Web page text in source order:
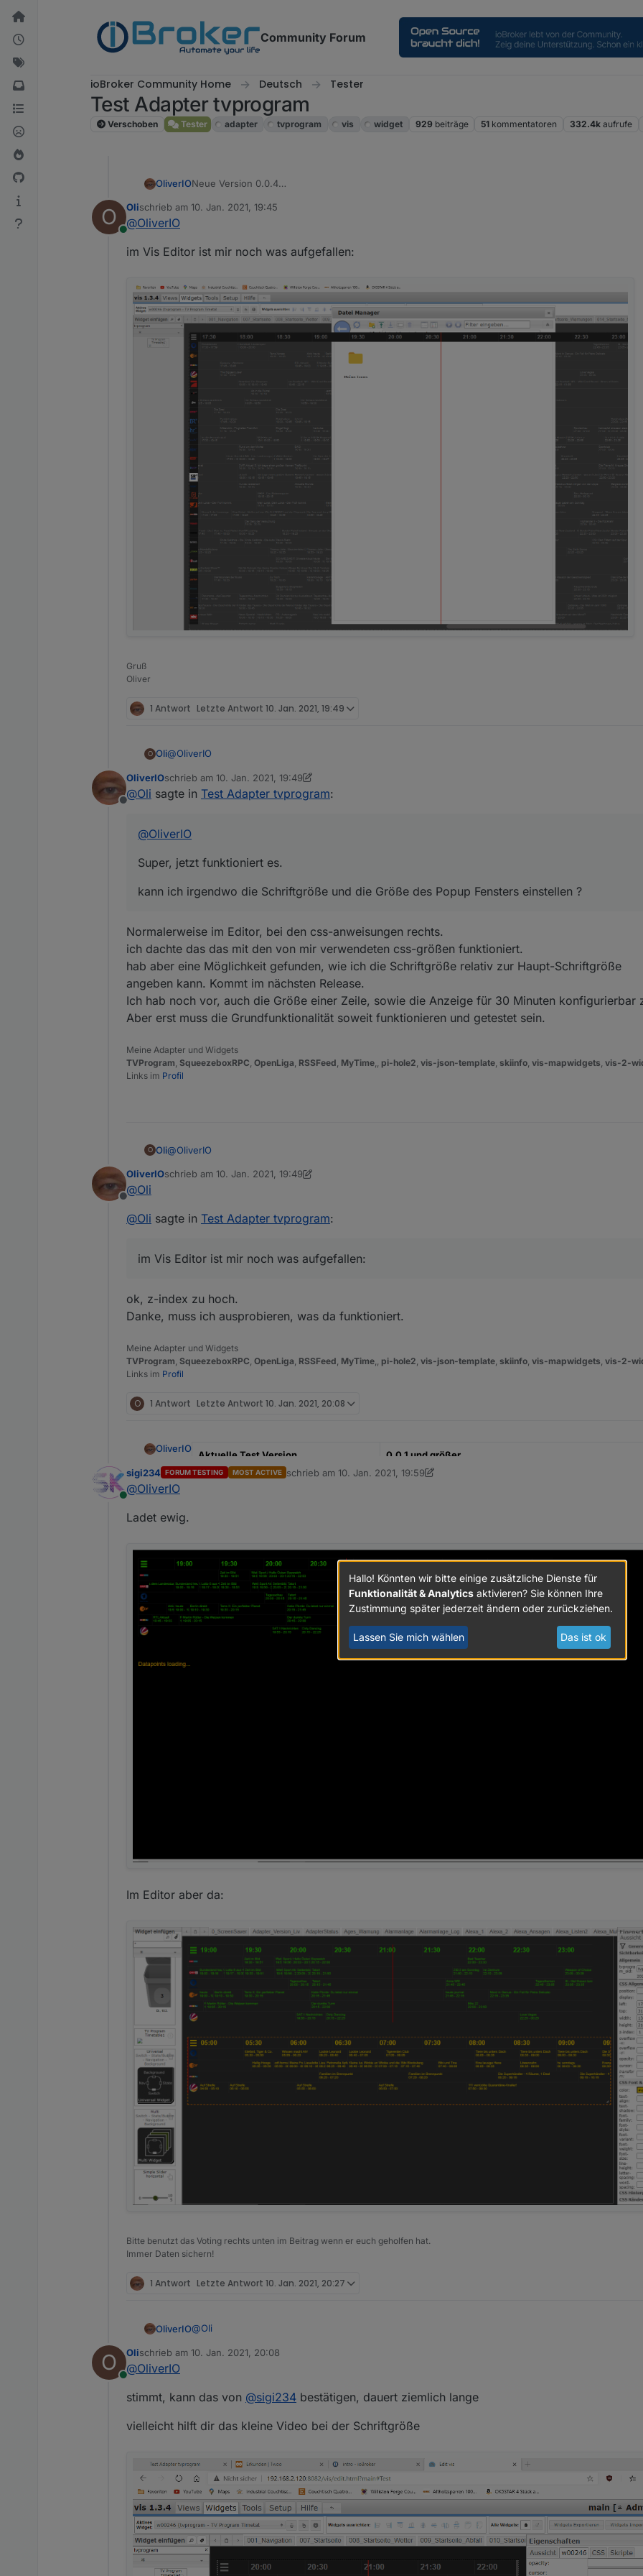
Weiter zum Inhalt
Community Forum
ioBroker Community Home Deutsch Tester
Test Adapter tvprogram
Verschoben Tester adapter tvprogram vis widget 929 beiträge 51 kommentatoren 332.4k aufrufe
OliverIONeue Version 0.0.4
in manchen Systemen abzuweichen.
O
Online
Olischrieb am 10. Jan. 2021, 19:45
zuletzt editiert von
@OliverIO
im Vis Editor ist mir noch was aufgefallen:
Gruß
Oliver
1 Antwort Letzte Antwort 10. Jan. 2021, 19:49
O Oli@OliverIO
Super, jetzt funktioniert es.
Offline
OliverIOschrieb am 10. Jan. 2021, 19:49
zuletzt editiert von OliverIO1. Okt. 2021, 20:51
@Oli sagte in Test Adapter tvprogram:
@OliverIO
Super, jetzt funktioniert es.
kann ich irgendwo die Schriftgröße und die Größe des Popup Fensters einstellen ?
Normalerweise im Editor, bei den css-anweisungen rechts.
ich dachte das das mit den von mir verwendeten css-größen funktioniert.
hab aber eine Möglichkeit gefunden, wie ich die Schriftgröße relativ zur Haupt-Schriftgröße
angeben kann. Kommt im nächsten Release.
Ich hab noch vor, auch die Größe einer Zeile, sowie die Anzeige für 30 Minuten konfigurierbar
Aber erst muss die Grundfunktionalität soweit funktionieren und getestet sein.
Meine Adapter und Widgets
TVProgram SqueezeboxRPC OpenLiga RSSFeed MyTime pi-hole2 vis-json-template skiinfo vis-mapwidgets vis-2-
Links im Profil
O Oli@OliverIO
im Vis Editor ist mir noch was aufgefallen:
Offline
OliverIOschrieb am 10. Jan. 2021, 19:49
zuletzt editiert von OliverIO1. Okt. 2021, 20:52
@Oli
@Oli sagte in Test Adapter tvprogram:
im Vis Editor ist mir noch was aufgefallen:
ok, z-index zu hoch.
Danke, muss ich ausprobieren, was da funktioniert.
Meine Adapter und Widgets
TVProgram, SqueezeboxRPC, OpenLiga, RSSFeed, MyTime,, pi-hole2, vis-json-template, skiinfo, vis-mapwidgets, vis-2-
Links im Profil
O 1 Antwort Letzte Antwort 10. Jan. 2021, 20:08
OliverIO
Aktuelle Test Version 0.0.1 und größer
Veröffentlichungsdatum Januar 2021
Server
die notwendigen TV-Daten aus dem Internet abrufen und als Datenpunkt abspeichern
Widget
-Darstellung des TV-Programms in der Zeitstrahl-Ansicht
-Aufruf von Detailinformationen zu jeder einzelnen Sendung, soweit die Daten vorhanden sind.
Scrollen über einen ganzen Tag
Senderauswahl konfigurieren
Was kann das Widget noch nicht:
Konfiguration der Darstellung, größerer/kleinerer Bereich je Stunde, ggfs auch hinein/
Farbanpassung an das gewünschte Farbschema, aktuell nur Dunkel-Darstellung
Weitere Punkte auf der Roadmap
Online
sigi234 FORUM TESTING MOST ACTIVE schrieb am10. Jan. 2021, 19:59
zuletzt editiert von sigi2341. Okt. 2021, 21:12
@OliverIO
Ladet ewig.
Im Editor aber da:
Bitte benutzt das Voting rechts unten im Beitrag wenn er euch geholfen hat.
Immer Daten sichern!
1 Antwort Letzte Antwort 10. Jan. 2021, 20:27
OliverIO@Oli
@Olisagte in Test Adapter tvprogram
im Vis Editor ist mir noch was aufgefallen:
ok, z-index zu hoch.
O
Online
Olischrieb am 10. Jan. 2021, 20:08
zuletzt editiert von
@OliverIO
stimmt, kann das von @sigi234 bestätigen, dauert ziemlich lange
vielleicht hilft dir das kleine Video bei der Schriftgröße
Hallo! Könnten wir bitte einige zusätzliche Dienste für
Funktionalität & Analytics aktivieren? Sie können Ihre
Zustimmung später jederzeit ändern oder zurückziehen.
Lassen Sie mich wählen Das ist ok